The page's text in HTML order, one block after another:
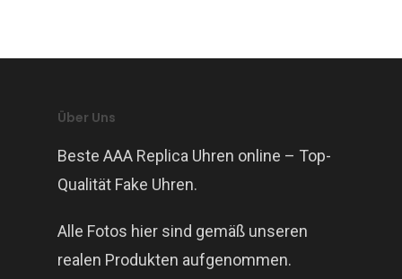
Über Uns
Beste AAA Replica Uhren online – Top-
Qualität Fake Uhren.
Alle Fotos hier sind gemäß unseren
realen Produkten aufgenommen.